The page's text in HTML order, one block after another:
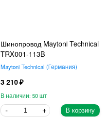
Шинопровод Maytoni Technical
TRX001-113B
Maytoni Technical Германия
3 210
50
В корзину